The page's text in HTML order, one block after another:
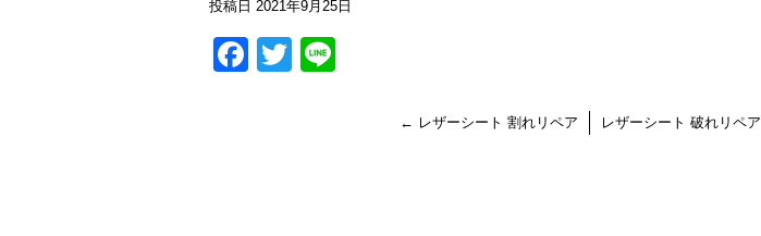
投稿日 2021年9月25日
Facebook
Twitter
← レザーシート 割れリペア レザーシート 破れリペア